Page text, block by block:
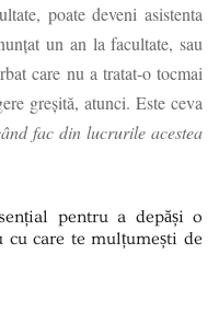
poate deveni asistenta
un an la facultate, sau
care nu a tratat-o tocmai
greșită, atunci. Este ceva
fac din lucrurile acestea
pentru a depăși o
cu care te mulțumești de